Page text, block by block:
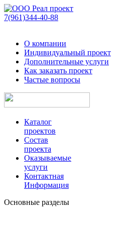
7(961)344-40-88
О компании
Индивидуальный проект
Дополнительные услуги
Как заказать проект
Частые вопросы
Каталог
проектов
Состав
проекта
Оказываемые
услуги
Контактная
Информация
Основные разделы